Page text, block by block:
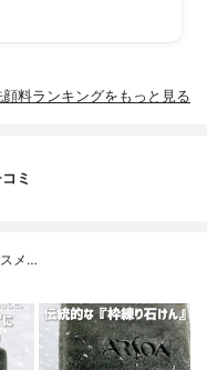
顔料ランキングをもっと見る
ミ
メ…